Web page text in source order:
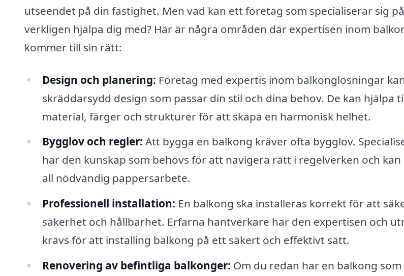
utseendet på din fastighet. Men vad kan ett företag som specialiserar sig
verkligen hjälpa dig med? Här är några områden där expertisen inom
kommer till sin rätt:
Design och planering: Företag med expertis inom balkonglösningar
skräddarsydd design som passar din stil och dina behov. De kan hjälpa
material, färger och strukturer för att skapa en harmonisk helhet.
Bygglov och regler: Att bygga en balkong kräver ofta bygglov.
har den kunskap som behövs för att navigera rätt i regelverken och kan
all nödvändig pappersarbete.
Professionell installation: En balkong ska installeras korrekt för att
säkerhet och hållbarhet. Erfarna hantverkare har den expertisen och
krävs för att installing balkong på ett säkert och effektivt sätt.
Renovering av befintliga balkonger: Om du redan har en balkong